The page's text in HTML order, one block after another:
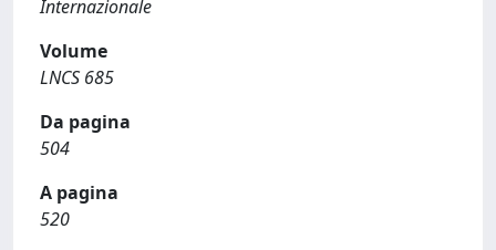
Internazionale
Volume
LNCS 685
Da pagina
504
A pagina
520